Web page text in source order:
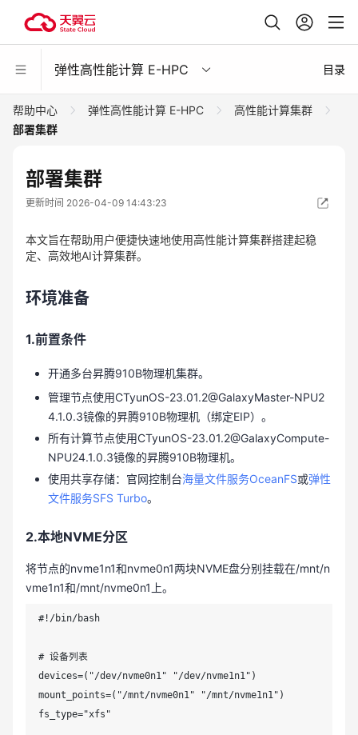
弹性高性能计算 E-HPC 目录
帮助中心 弹性高性能计算 E-HPC
高性能计算集群
部署集群
部署集群
更新时间 2026-04-09 14:43:23
本文旨在帮助用户便捷快速地使用高性能计算集群搭建起稳
定、高效地AI计算集群。
环境准备
1.前置条件
开通多台昇腾910B物理机集群。
管理节点使用CTyunOS-23.01.2@GalaxyMaster-NPU2
4.1.0.3镜像的昇腾910B物理机（绑定EIP）。
所有计算节点使用CTyunOS-23.01.2@GalaxyCompute-
NPU24.1.0.3镜像的昇腾910B物理机。
使用共享存储：官网控制台海量文件服务OceanFS或弹性
文件服务SFS Turbo。
2.本地NVME分区
将节点的nvme1n1和nvme0n1两块NVME盘分别挂载在/mnt/n
vme1n1和/mnt/nvme0n1上。
#!/bin/bash
# 设备列表
devices=("/dev/nvme0n1" "/dev/nvme1n1")
mount_points=("/mnt/nvme0n1" "/mnt/nvme1n1")
fs_type="xfs"